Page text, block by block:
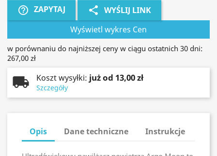
help_outline ZAPYTAJ share WYŚLIJ LINK
Wyświetl wykres Cen
w porównaniu do najniższej ceny w ciągu ostatnich 30 dni:
267,00 zł
Koszt wysyłki: już od 13,00 zł
Szczegóły
Opis Dane techniczne Instrukcje